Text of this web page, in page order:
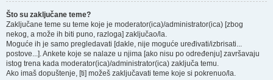
Što su zaključane teme?
Zaključane teme su teme koje je moderator(ica)/administrator(ica) [zbog
nekog, a može ih biti puno, razloga] zaključao/la.
Moguće ih je samo pregledavati [dakle, nije moguće uređivati/izbrisati...
postove...]. Ankete koje se nalaze u njima [ako nisu po određenju] završavaju
istog trena kada moderator(ica)/administrator(ica) zaključa temu.
Ako imaš dopuštenje, [ti] možeš zaključavati teme koje si pokrenuo/la.